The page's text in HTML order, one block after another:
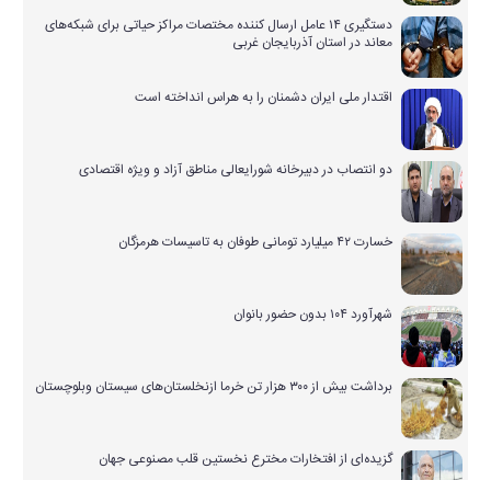
دستگیری ۱۴ عامل ارسال کننده مختصات مراکز حیاتی برای شبکه‌های
معاند در استان آذربایجان غربی
اقتدار ملی ایران دشمنان را به هراس انداخته است
دو انتصاب در دبیرخانه شورایعالی مناطق آزاد و ویژه اقتصادی
خسارت ۴۲ میلیارد تومانی طوفان به تاسیسات هرمزگان
شهرآورد ۱۰۴ بدون حضور بانوان
برداشت بیش از ۳۰۰ هزار تن خرما ازنخلستان‌های سیستان وبلوچستان
گزیده‌ای از افتخارات مخترع نخستین قلب مصنوعی جهان